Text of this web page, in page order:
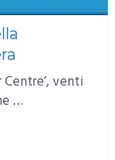
venti
…